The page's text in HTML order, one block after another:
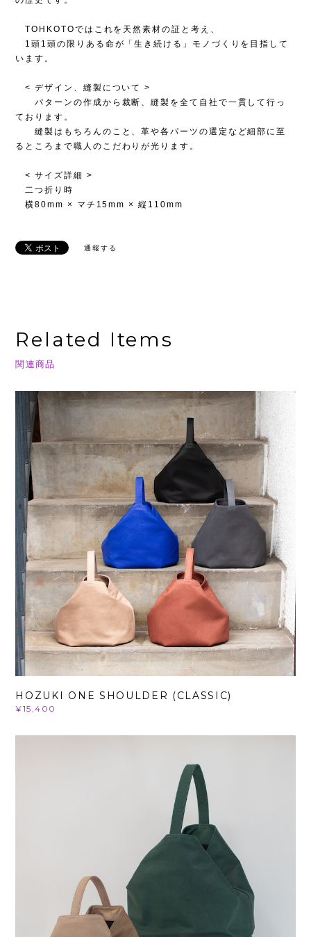
TOHKOTOではこれを天然素材の証と考え、
1頭1頭の限りある命が「生き続ける」モノづくりを目指して
います。
< デザイン、縫製について >
パターンの作成から裁断、縫製を全て自社で一貫して行っ
ております。
縫製はもちろんのこと、革や各パーツの選定など細部に至
るところまで職人のこだわりが光ります。
< サイズ詳細 >
二つ折り時
横80mm × マチ15mm × 縦110mm
通報する
Related Items
関連商品
HOZUKI ONE SHOULDER (CLASSIC)
¥15,400